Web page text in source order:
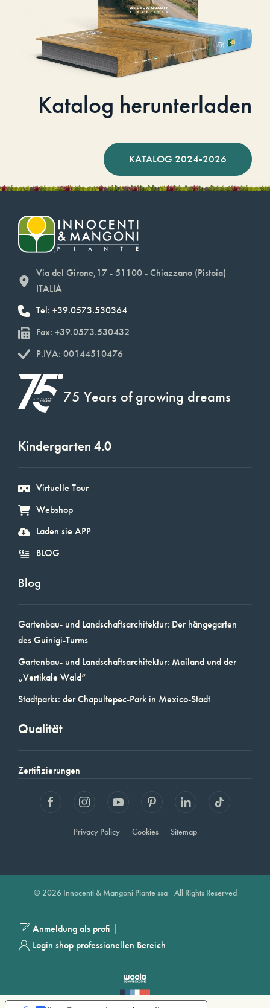
Katalog herunterladen
KATALOG 2024-2026
Via del Girone,17 - 51100 - Chiazzano (Pistoia)
ITALIA
Tel: +39.0573.530364
Fax: +39.0573.530432
P.IVA: 00144510476
75 Years of growing dreams
Kindergarten 4.0
Virtuelle Tour
Webshop
Laden sie APP
BLOG
Blog
Gartenbau- und Landschaftsarchitektur: Der hängegarten
des Guinigi-Turms
Gartenbau- und Landschaftsarchitektur: Mailand und der
„Vertikale Wald“
Stadtparks: der Chapultepec-Park in Mexico-Stadt
Qualität
Zertifizierungen
Privacy Policy Cookies Sitemap
© 2026 Innocenti & Mangoni Piante ssa - All Rights Reserved
Anmeldung als profi |
Login shop professionellen Bereich